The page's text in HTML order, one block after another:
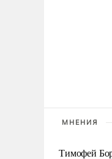
МНЕНИЯ
Тимофей